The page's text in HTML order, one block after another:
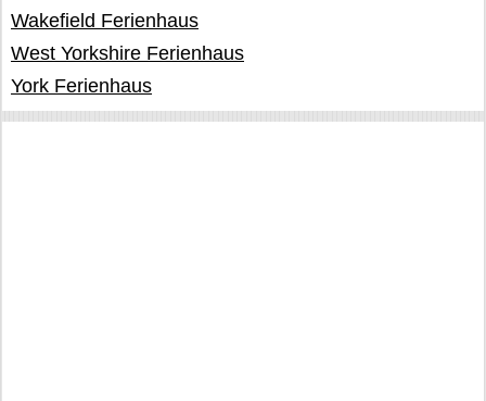
Wakefield Ferienhaus
West Yorkshire Ferienhaus
York Ferienhaus